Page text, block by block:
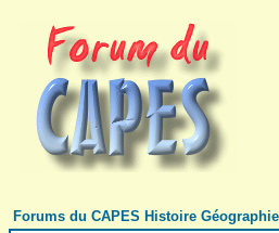
Forums du CAPES Histoire